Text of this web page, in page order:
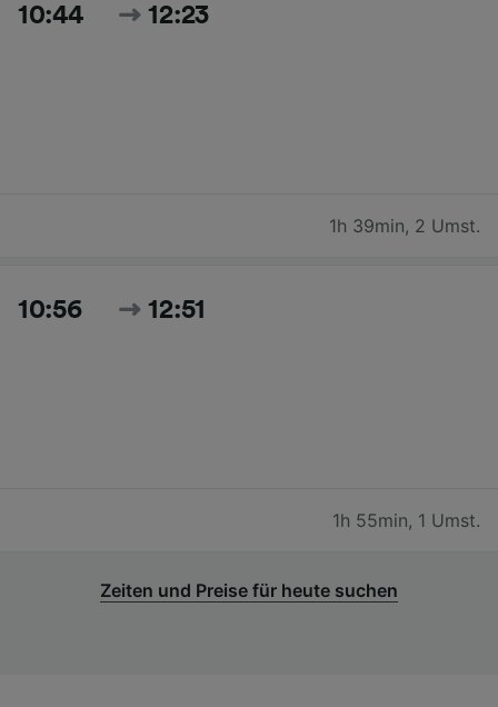
10:44 12:23
1h 39min, 2 Umst.
10:56 12:51
1h 55min, 1 Umst.
Zeiten und Preise für heute suchen